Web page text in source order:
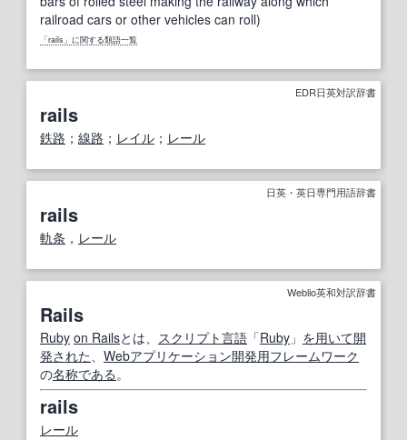
railroad cars or other vehicles can roll)
「rails」に関する類語一覧
EDR日英対訳辞書
rails
鉄路 ； 線路 ； レイル ； レール
日英・英日専門用語辞書
rails
軌条 ， レール
Weblio英和対訳辞書
Rails
Ruby on Railsとは、 スクリプト言語 「Ruby 」 を用いて開
発された、 Webアプリケーション開発用フレームワーク
の名称である。
rails
レール